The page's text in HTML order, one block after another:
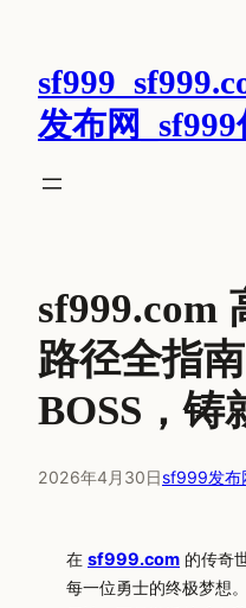
发布网
sf999.com
路径全指
BOSS，铸
2026年4月30日sf999发布
在 sf999.com 的传奇
每一位勇士的终极梦想